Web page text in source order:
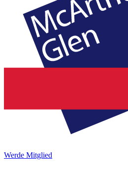
Werde Mitglied